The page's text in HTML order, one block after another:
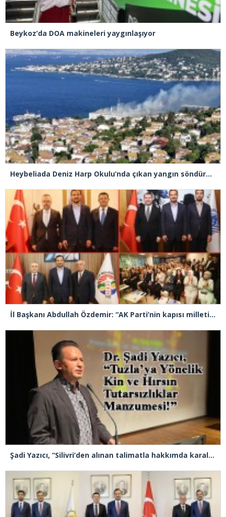
Beykoz’da DOA makineleri yaygınlaşıyor
Heybeliada Deniz Harp Okulu’nda çıkan yangın söndürüldü
İl Başkanı Abdullah Özdemir: “AK Parti’nin kapısı milletine hizmet etmek isteyen herkese açıktır”
Şadi Yazıcı, “Silivri’den alınan talimatla hakkımda karalama kampanyası yürütülüyor”